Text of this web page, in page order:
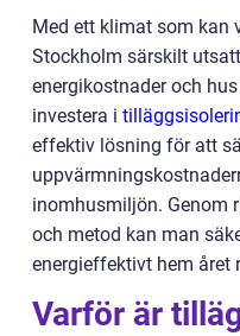
Med ett klimat som kan
Stockholm särskilt
energikostnader och
investera i
effektiv lösning för att
inomhusmiljön. Genom
och metod kan man
energieffektivt hem året
Varför är